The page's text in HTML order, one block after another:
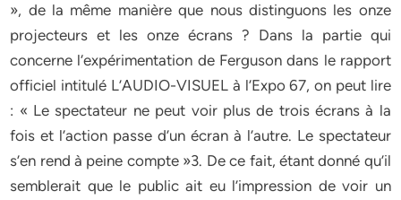
», de la même manière que nous distinguons les onze
projecteurs et les onze écrans ? Dans la partie qui
concerne l‘expérimentation de Ferguson dans le rapport
officiel intitulé L’AUDIO-VISUEL à l’Expo 67, on peut lire
: « Le spectateur ne peut voir plus de trois écrans à la
fois et l’action passe d’un écran à l’autre. Le spectateur
s’en rend à peine compte »3. De ce fait, étant donné qu’il
semblerait que le public ait eu l’impression de voir un